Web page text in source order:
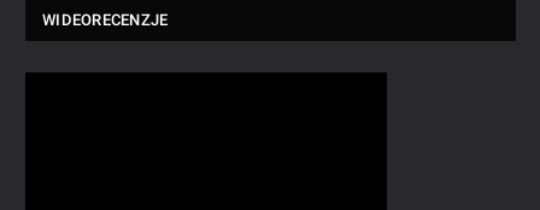
WIDEORECENZJE